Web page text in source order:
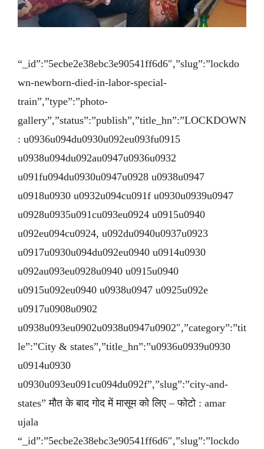
“_id”:”5ecbe2e38ebc3e90541ff6d6″,”slug”:”lockdo
wn-newborn-died-in-labor-special-
train”,”type”:”photo-
gallery”,”status”:”publish”,”title_hn”:”LOCKDOWN
: u0936u094du0930u092eu093fu0915
u0938u094du092au0947u0936u0932
u091fu094du0930u0947u0928 u0938u0947
u0918u0930 u0932u094cu091f u0930u0939u0947
u0928u0935u091cu093eu0924 u0915u0940
u092eu094cu0924, u092du0940u0937u0923
u0917u0930u094du092eu0940 u0914u0930
u092au093eu0928u0940 u0915u0940
u0915u092eu0940 u0938u0947 u0925u092e
u0917u0908u0902
u0938u093eu0902u0938u0947u0902″,”category”:”tit
le”:”City & states”,”title_hn”:”u0936u0939u0930
u0914u0930
u0930u093eu091cu094du092f”,”slug”:”city-and-
states” मौत के बाद गोद में मासूम को लिए – फोटो : amar
ujala
“_id”:”5ecbe2e38ebc3e90541ff6d6″,”slug”:”lockdo